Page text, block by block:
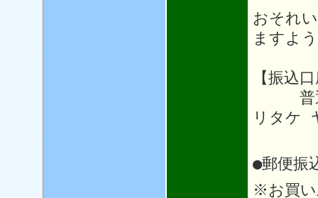
おそれ
ますよ
【振込
普通
リタケ
●郵便振
※お買い